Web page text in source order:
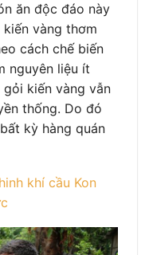
ăn độc đáo này
vàng thơm
cách chế biến
nguyên liệu ít
kiến vàng vẫn
thống. Do đó
kỳ hàng quán
khí cầu Kon